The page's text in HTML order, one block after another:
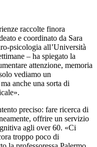
raccolte finora
e coordinato da Sara
psicologia all’Università
– ha spiegato la
attenzione, memoria
vediamo un
anche una sorta di
preciso: fare ricerca di
offrire un servizio
agli over 60. «Ci
troppo poco di